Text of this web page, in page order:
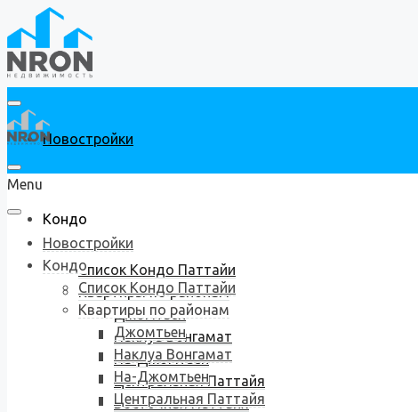
Новостройки
Кондо
Список Кондо Паттайи
Квартиры по районам
Джомтьен
Наклуа Вонгамат
На-Джомтьен
Центральная Паттайя
Восточная Паттайя
Menu
Новостройки
Кондо
Список Кондо Паттайи
Квартиры по районам
Джомтьен
Наклуа Вонгамат
На-Джомтьен
Центральная Паттайя